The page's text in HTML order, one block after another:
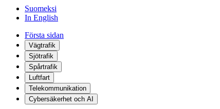
Suomeksi
In English
Första sidan
Vägtrafik
Sjötrafik
Spårtrafik
Luftfart
Telekommunikation
Cybersäkerhet och AI